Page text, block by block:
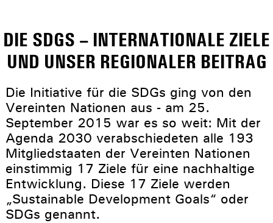
DIE SDGS – INTERNATIONALE ZIELE
UND UNSER REGIONALER BEITRAG
Die Initiative für die SDGs ging von den
Vereinten Nationen aus - am 25.
September 2015 war es so weit: Mit der
Agenda 2030 verabschiedeten alle 193
Mitgliedstaaten der Vereinten Nationen
einstimmig 17 Ziele für eine nachhaltige
Entwicklung. Diese 17 Ziele werden
„Sustainable Development Goals“ oder
SDGs genannt.